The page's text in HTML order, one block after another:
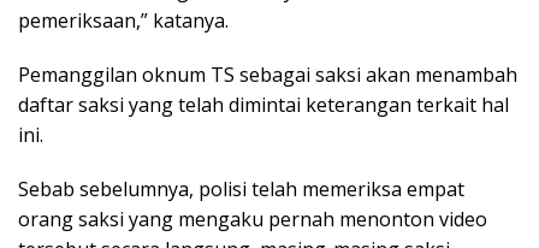
pemeriksaan,” katanya.
Pemanggilan oknum TS sebagai saksi akan menambah
daftar saksi yang telah dimintai keterangan terkait hal
ini.
Sebab sebelumnya, polisi telah memeriksa empat
orang saksi yang mengaku pernah menonton video